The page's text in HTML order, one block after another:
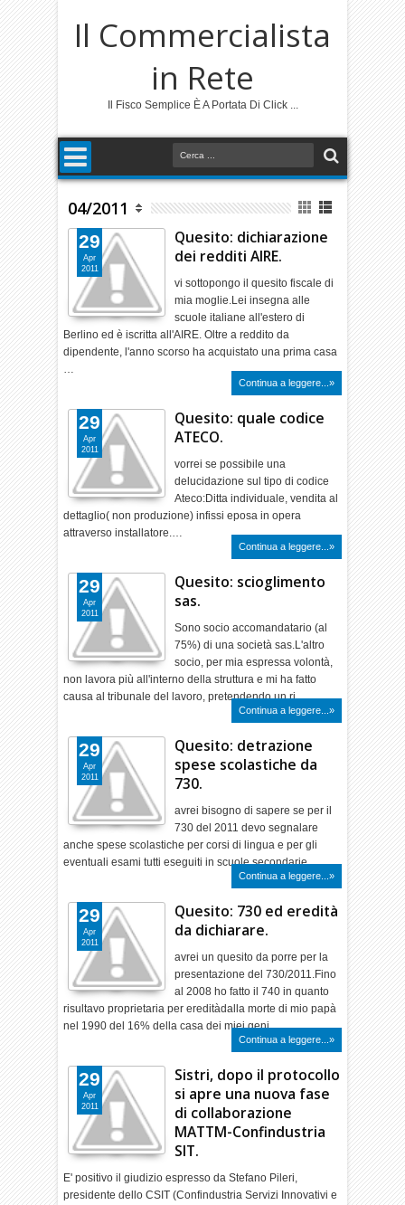
Il Commercialista
in Rete
Il Fisco Semplice È A Portata Di Click ...
04/2011
Quesito: dichiarazione
dei redditi AIRE.
vi sottopongo il quesito fiscale di
mia moglie.Lei insegna alle
scuole italiane all'estero di
Berlino ed è iscritta all'AIRE. Oltre a reddito da
dipendente, l'anno scorso ha acquistato una prima casa
…
Continua a leggere...»
29
Apr
2011
Quesito: quale codice
ATECO.
vorrei se possibile una
delucidazione sul tipo di codice
Ateco:Ditta individuale, vendita al
dettaglio( non produzione) infissi eposa in opera
attraverso installatore.…
Continua a leggere...»
29
Apr
2011
Quesito: scioglimento
sas.
Sono socio accomandatario (al
75%) di una società sas.L'altro
socio, per mia espressa volontà,
non lavora più all'interno della struttura e mi ha fatto
causa al tribunale del lavoro, pretendendo un ri…
Continua a leggere...»
29
Apr
2011
Quesito: detrazione
spese scolastiche da
730.
avrei bisogno di sapere se per il
730 del 2011 devo segnalare
anche spese scolastiche per corsi di lingua e per gli
eventuali esami tutti eseguiti in scuole secondarie…
Continua a leggere...»
29
Apr
2011
Quesito: 730 ed eredità
da dichiarare.
avrei un quesito da porre per la
presentazione del 730/2011.Fino
al 2008 ho fatto il 740 in quanto
risultavo proprietaria per ereditàdalla morte di mio papà
nel 1990 del 16% della casa dei miei geni…
Continua a leggere...»
29
Apr
2011
Sistri, dopo il protocollo
si apre una nuova fase
di collaborazione
MATTM-Confindustria
SIT.
E' positivo il giudizio espresso da Stefano Pileri,
presidente dello CSIT (Confindustria Servizi Innovativi e
29
Apr
2011